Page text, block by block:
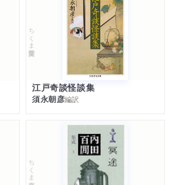
ちくま学芸文庫
江戸奇談怪談集
須永朝彦編訳
ちくま文庫